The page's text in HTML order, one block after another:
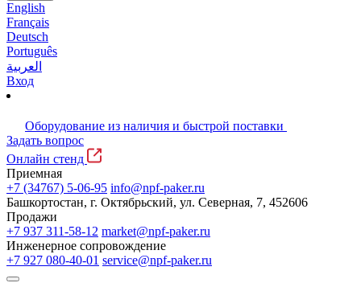
English
Français
Deutsch
Português
العربية
Вход
Оборудование из наличия и быстрой поставки
Задать вопрос
Онлайн стенд
Приемная
+7 (34767) 5-06-95 info@npf-paker.ru
Башкортостан, г. Октябрьский, ул. Северная, 7, 452606
Продажи
+7 937 311-58-12 market@npf-paker.ru
Инженерное сопровождение
+7 927 080-40-01 service@npf-paker.ru